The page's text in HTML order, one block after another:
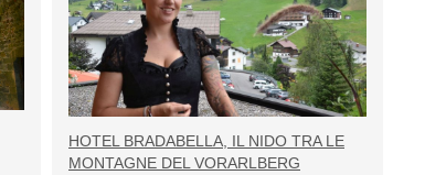
HOTEL BRADABELLA, IL NIDO TRA LE
MONTAGNE DEL VORARLBERG